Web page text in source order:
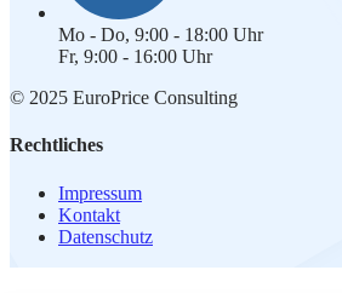
Mo - Do, 9:00 - 18:00 Uhr
Fr, 9:00 - 16:00 Uhr
© 2025 EuroPrice Consulting
Rechtliches
Impressum
Kontakt
Datenschutz